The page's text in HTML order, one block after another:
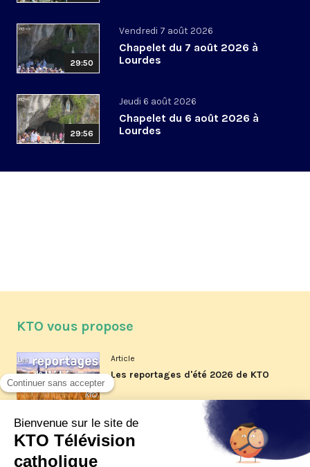
29:50
Vendredi 7 août 2026
Chapelet du 7 août 2026 à
Lourdes
29:56
Jeudi 6 août 2026
Chapelet du 6 août 2026 à
Lourdes
KTO vous propose
Article
Les reportages d'été 2026 de KTO
Article
La visite pastorale du pape Léon
XIV à Assise à suivre sur KTO le